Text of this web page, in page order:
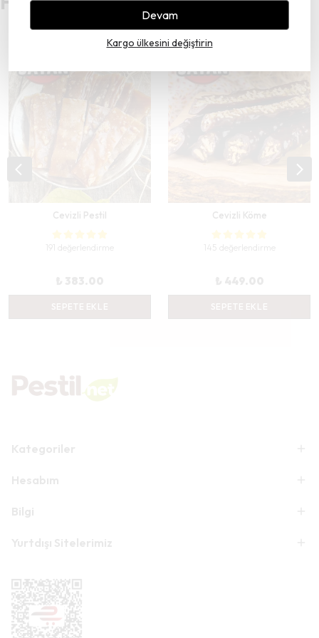
Devam
Kargo ülkesini değiştirin
Cevizli Pestil
191 değerlendirme
Cevizli Köme
145 değerlendirme